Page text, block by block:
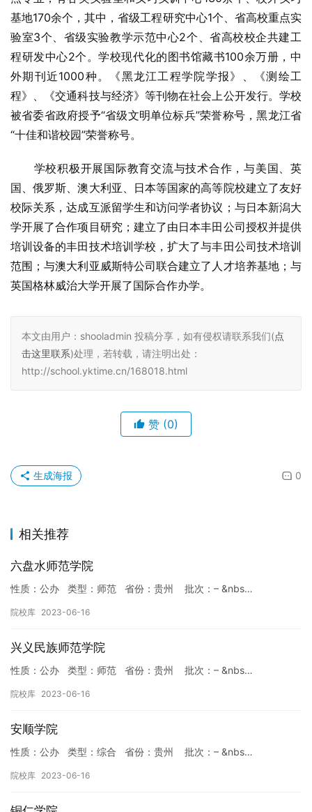
基地170余个，其中，省级工程研究中心1个、省高校重点实
验室3个、省级实验教学示范中心2个、省高校校企共建工
程研发中心2个。学校现代化的图书馆藏书100余万册，中
外期刊近1000种。《黑龙江工程学院学报》、《测绘工
程》、《交通科技与经济》等刊物在社会上公开发行。学校
被省委省政府授予“省级文明单位标兵”荣誉称号，黑龙江省
“十佳和谐校园”荣誉称号。
学校积极开展国际教育交流与技术合作，与美国、英
国、俄罗斯、澳大利亚、日本等国家的高等院校建立了友好
校际关系，达成互派留学生和访问学者协议；与日本新潟大
学开展了合作项目研究；建立了由日本丰田公司授权并提供
培训设备的丰田技术培训学校，扩大了与丰田公司技术培训
范围；与澳大利亚威斯特公司联合建立了人才培养基地；与
英国格林威治大学开展了国际合作办学。
本文由用户：shooladmin 投稿分享，如有侵权请联系我们(点
击这里联系)处理，若转载，请注明出处：
http://school.yktime.cn/168018.html
赞 (0)
0
生成海报
相关推荐
六盘水师范学院
性质：公办 类型：师范 省份：贵州 批次：– &nbs…
院校库 2023-06-16
兴义民族师范学院
性质：公办 类型：师范 省份：贵州 批次：– &nbs…
院校库 2023-06-16
安顺学院
性质：公办 类型：综合 省份：贵州 批次：– &nbs…
院校库 2023-06-16